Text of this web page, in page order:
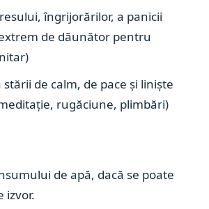
îngrijorărilor, a panicii
de dăunător pentru
de calm, de pace și liniște
rugăciune, plimbări)
de apă, dacă se poate
izvor.